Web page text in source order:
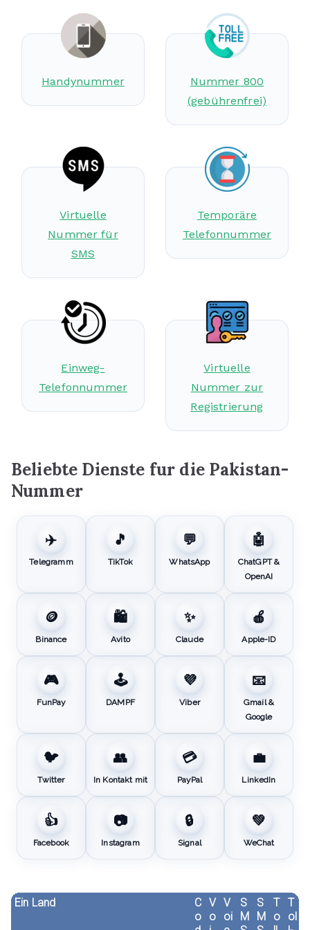
Handynummer
Nummer 800
(gebührenfrei)
Virtuelle
Nummer für
SMS
Temporäre
Telefonnummer
Einweg-
Telefonnummer
Virtuelle
Nummer zur
Registrierung
Beliebte Dienste fur die Pakistan-
Nummer
✈️
Telegramm
🎵
TikTok
💬
WhatsApp
🤖
ChatGPT &
OpenAI
🪙
Binance
🛍️
Avito
✨
Claude
🍎
Apple-ID
🎮
FunPay
🕹️
DAMPF
💜
Viber
📧
Gmail &
Google
🐦
Twitter
👥
In Kontakt mit
💳
PayPal
💼
LinkedIn
👍
Facebook
📷
Instagram
🔒
Signal
💚
WeChat
Ein Land
C
o
V
o
V
oi
S
M
S
M
T
o
T
ol